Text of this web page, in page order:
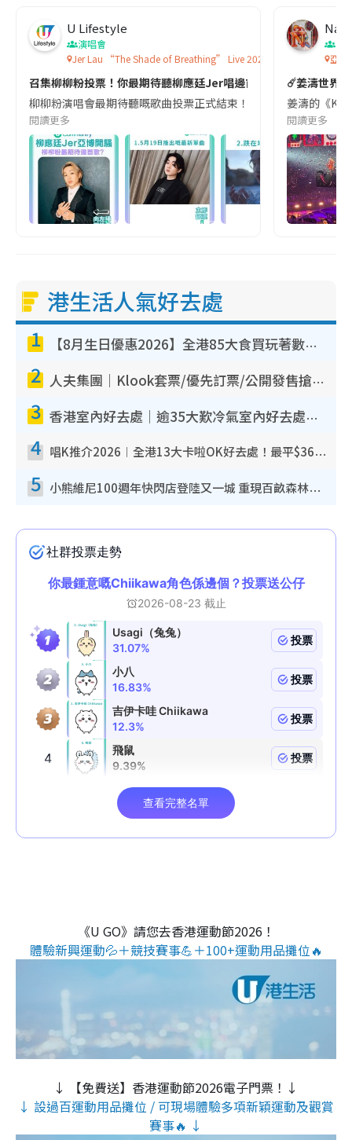
U Lifestyle
演唱會
Jer Lau “The Shade of Breathing” Live 2026
召集柳柳粉投票！你最期待聽柳應廷Jer唱邊首歌?💙💫🎵
柳柳粉演唱會最期待聽嘅歌曲投票正式結束！最後5月19日推出
閱讀更多
亞洲
☄️姜濤世界
姜濤的《
閱讀更多
港生活人氣好去處
1 【8月生日優惠2026】全港85大食買玩著數攻略 自助餐/火鍋放題同行免費＋誠品/DONKI送現金券
2 人夫集團｜Klook套票/優先訂票/公開發售搶飛攻略！附票價.購票連結.場地座位表
3 香港室內好去處｜逾35大歎冷氣室內好去處推介 室內活動免費避雨無懼落雨
4 唱K推介2026︱全港13大卡啦OK好去處！最平$36起 日文K都有！(附地址+收費詳情)
5 小熊維尼100週年快閃店登陸又一城 重現百畝森林經典場景／獨家限定盲盒登場／專屬DIY香水
《U GO》請您去香港運動節2026！
體驗新興運動💦＋競技賽事💪＋100+運動用品攤位🔥
↓ 【免費送】香港運動節2026電子門票！↓
↓ 設過百運動用品攤位 / 可現場體驗多項新穎運動及觀賞
賽事🔥 ↓